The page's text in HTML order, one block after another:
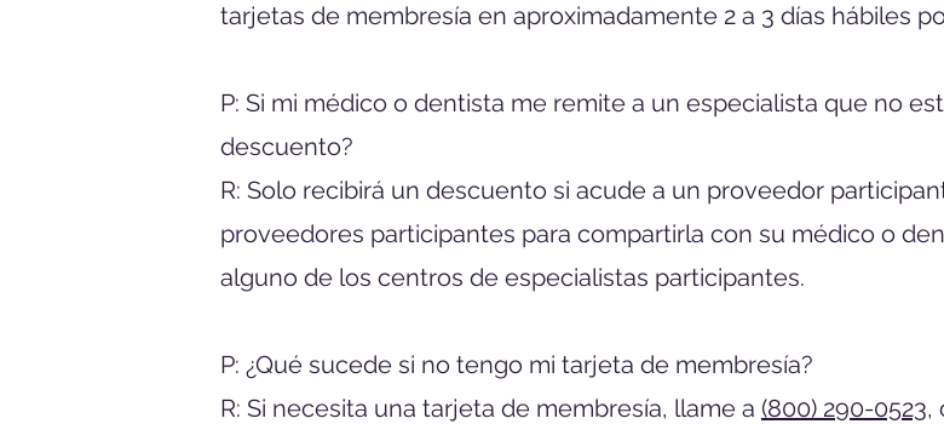
tarjetas de membresía en aproximadamente 2 a 3 días hábiles
P: Si mi médico o dentista me remite a un especialista que no
descuento?
R: Solo recibirá un descuento si acude a un proveedor
proveedores participantes para compartirla con su médico o
alguno de los centros de especialistas participantes.
P: ¿Qué sucede si no tengo mi tarjeta de membresía?
R: Si necesita una tarjeta de membresía, llame a (800) 290-0523,